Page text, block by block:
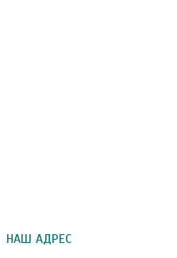
НАШ АДРЕС